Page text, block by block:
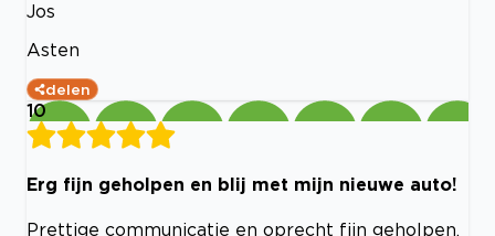
Jos
Asten
delen
10
Erg fijn geholpen en blij met mijn nieuwe auto!
Prettige communicatie en oprecht fijn geholpen.